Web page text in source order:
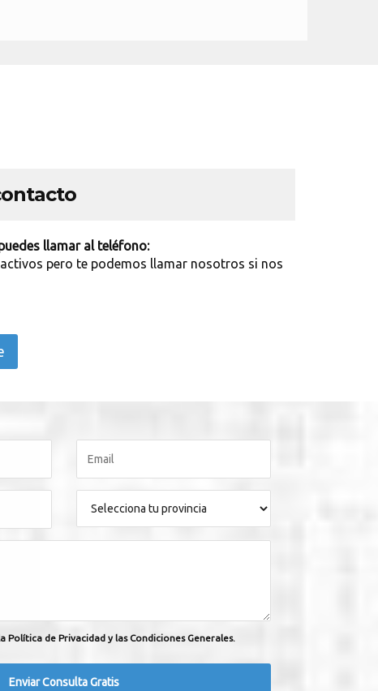
llamar al teléfono:
pero te podemos llamar nosotros si nos
Política de Privacidad y las Condiciones Generales.